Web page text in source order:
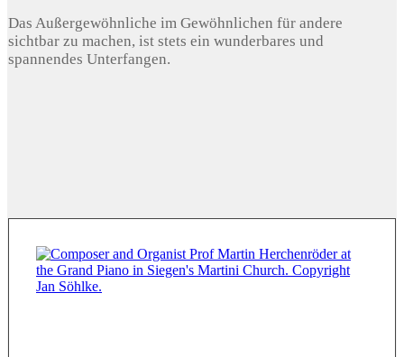
Das Außergewöhnliche im Gewöhnlichen für andere
sichtbar zu machen, ist stets ein wunderbares und
spannendes Unterfangen.